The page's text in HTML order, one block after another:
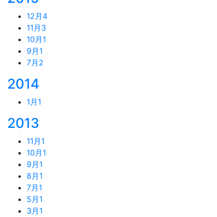
12月 4
11月 3
10月 1
9月 1
7月 2
2014
1月 1
2013
11月 1
10月 1
9月 1
8月 1
7月 1
5月 1
3月 1